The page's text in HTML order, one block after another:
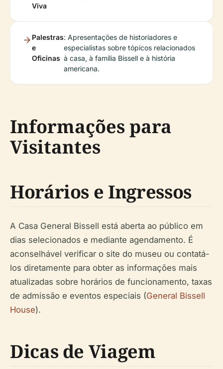
Viva
Palestras
e
Oficinas
: Apresentações de historiadores e
especialistas sobre tópicos relacionados
à casa, à família Bissell e à história
americana.
Informações para
Visitantes
Horários e Ingressos
A Casa General Bissell está aberta ao público em
dias selecionados e mediante agendamento. É
aconselhável verificar o site do museu ou contatá-
los diretamente para obter as informações mais
atualizadas sobre horários de funcionamento, taxas
de admissão e eventos especiais (General Bissell
House).
Dicas de Viagem